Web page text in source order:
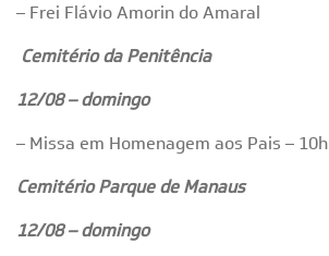
– Frei Flávio Amorin do Amaral
Cemitério da Penitência
12/08 – domingo
– Missa em Homenagem aos Pais – 10h
Cemitério Parque de Manaus
12/08 – domingo